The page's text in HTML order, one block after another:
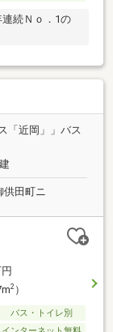
続Ｎｏ．1の
「近岡」」バス
田町ニ
2）
バス・トイレ別